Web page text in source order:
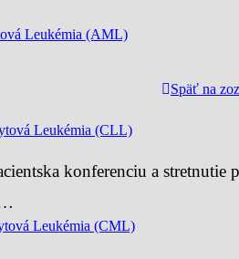
Leukémia (AML)
Leukémia (CLL)
Leukémia (CML)
Späť na
konferenciu a